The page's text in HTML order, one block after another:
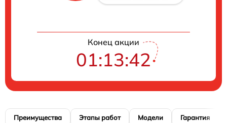
Конец акции
01:13:41
Преимущества Этапы работ Модели Гарантия